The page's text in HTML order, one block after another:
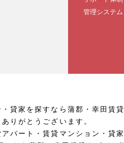
管理システム
貸家を探すなら蒲郡・幸田賃貸
りがとうございます。
パート・賃貸マンション・貸